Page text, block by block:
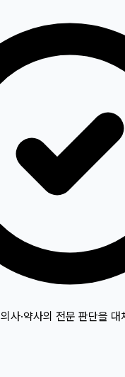
의사·약사의 전문 판단을